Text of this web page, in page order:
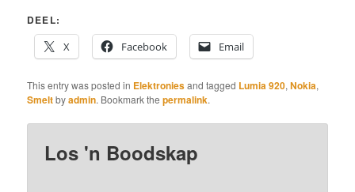
DEEL:
X
Facebook Email
This entry was posted in Elektroniesand tagged Lumia 920,Nokia,
Smeltbyadmin. Bookmark thepermalink.
Los 'n Boodskap